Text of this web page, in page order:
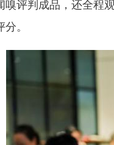
嗅评判成品，还全程
。